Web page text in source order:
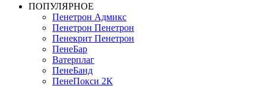
ПОПУЛЯРНОЕ
Пенетрон Адмикс
Пенетрон Пенетрон
Пенекрит Пенетрон
ПенеБар
Ватерплаг
ПенеБанд
ПенеПокси 2К